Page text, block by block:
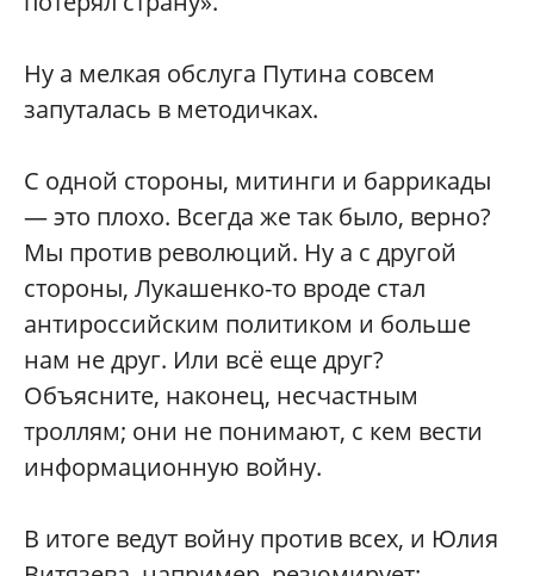
Ну а мелкая обслуга Путина совсем
запуталась в методичках.
С одной стороны, митинги и баррикады
— это плохо. Всегда же так было, верно?
Мы против революций. Ну а с другой
стороны, Лукашенко-то вроде стал
антироссийским политиком и больше
нам не друг. Или всё еще друг?
Объясните, наконец, несчастным
троллям; они не понимают, с кем вести
информационную войну.
В итоге ведут войну против всех, и Юлия